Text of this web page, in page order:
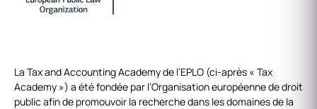
La Tax and Accounting Academy de l’EPLO (ci-après « Tax
Academy ») a été fondée par l’Organisation européenne de droit
public afin de promouvoir la recherche dans les domaines de la